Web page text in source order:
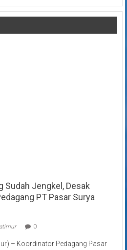
Sudah Jengkel, Desak
PT Pasar Surya
0
– Koordinator Pedagang Pasar